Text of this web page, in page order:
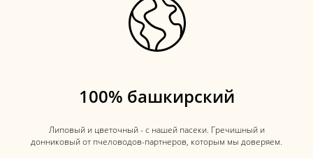
100% башкирский
Липовый и цветочный - с нашей пасеки. Гречишный и
донниковый от пчеловодов-партнеров, которым мы доверяем.